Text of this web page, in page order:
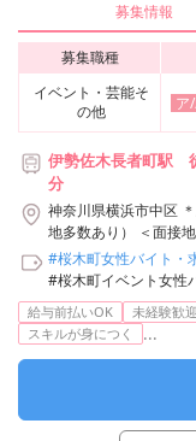
募集情報
募集職種
イベント・芸能そ
の他
ア
伊勢佐木長者町駅
分
神奈川県横浜市中区
地多数あり） ＜面接地はこちら＞ 株式会社オリエンタル警備 横浜支社
神奈川県横浜市神奈川
セス：「横浜駅」西口
伊勢佐木長者町駅周
#桜木町女性バイト・
#桜木町イベント女性
給与前払いOK 未経験歓迎
スキルが身につく
...